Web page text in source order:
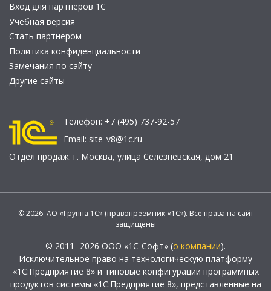
Вход для партнеров 1С
Учебная версия
Стать партнером
Политика конфиденциальности
Замечания по сайту
Другие сайты
Телефон: +7 (495) 737-92-57
Email: site_v8@1c.ru
Отдел продаж: г. Москва, улица Селезнёвская, дом 21
© 2026 АО «Группа 1С» (правопреемник «1С»). Все права на сайт
защищены
© 2011- 2026 ООО «1С-Софт» (о компании).
Исключительное право на технологическую платформу
«1С:Предприятие 8» и типовые конфигурации программных
продуктов системы «1С:Предприятие 8», представленные на